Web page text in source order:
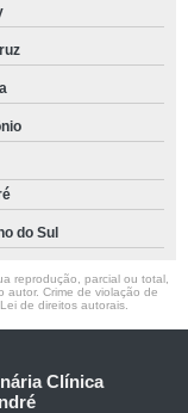
do Sul
reprodução, parcial ou total,
autor. Crime de violação de
de direitos autorais
Clínica